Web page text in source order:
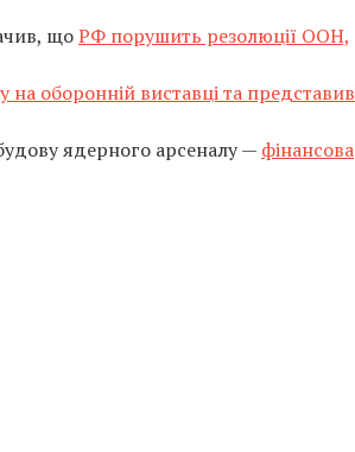
щоРФ порушить резолюції ООН,
на оборонній виставці та представив
ядерного арсеналу — фінансова